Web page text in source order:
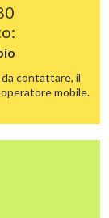
contattare, il
mobile.